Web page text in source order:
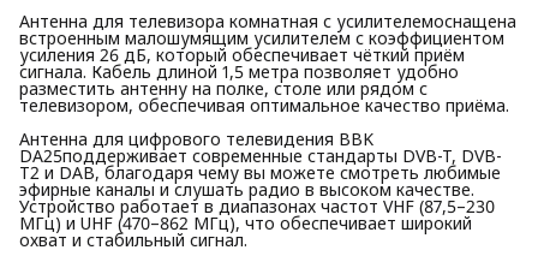
Антенна для телевизора комнатная с усилителемоснащена
встроенным малошумящим усилителем с коэффициентом
усиления 26 дБ, который обеспечивает чёткий приём
сигнала. Кабель длиной 1,5 метра позволяет удобно
разместить антенну на полке, столе или рядом с
телевизором, обеспечивая оптимальное качество приёма.
Антенна для цифрового телевидения BBK
DA25поддерживает современные стандарты DVB-T, DVB-
T2 и DAB, благодаря чему вы можете смотреть любимые
эфирные каналы и слушать радио в высоком качестве.
Устройство работает в диапазонах частот VHF (87,5–230
МГц) и UHF (470–862 МГц), что обеспечивает широкий
охват и стабильный сигнал.